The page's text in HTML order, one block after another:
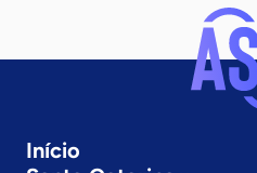
Início